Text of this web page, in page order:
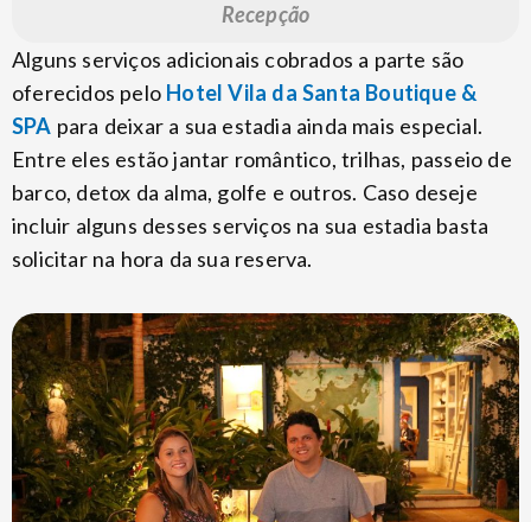
Recepção
Alguns serviços adicionais cobrados a parte são
oferecidos pelo Hotel Vila da Santa Boutique &
SPA para deixar a sua estadia ainda mais especial.
Entre eles estão jantar romântico, trilhas, passeio de
barco, detox da alma, golfe e outros. Caso deseje
incluir alguns desses serviços na sua estadia basta
solicitar na hora da sua reserva.